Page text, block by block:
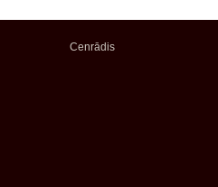
Cenrādis